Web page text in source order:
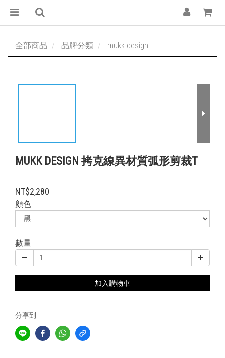
全部商品 品牌分類 mukk design
MUKK DESIGN 拷克線異材質弧形剪裁T
NT$2,280
顏色
數量
加入購物車
分享到